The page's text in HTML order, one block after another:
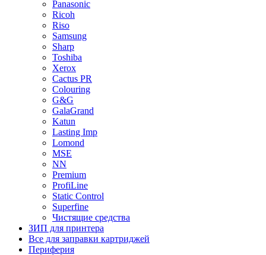
Panasonic
Ricoh
Riso
Samsung
Sharp
Toshiba
Xerox
Cactus PR
Colouring
G&G
GalaGrand
Katun
Lasting Imp
Lomond
MSE
NN
Premium
ProfiLine
Static Control
Superfine
Чистящие средства
ЗИП для принтера
Все для заправки картриджей
Периферия